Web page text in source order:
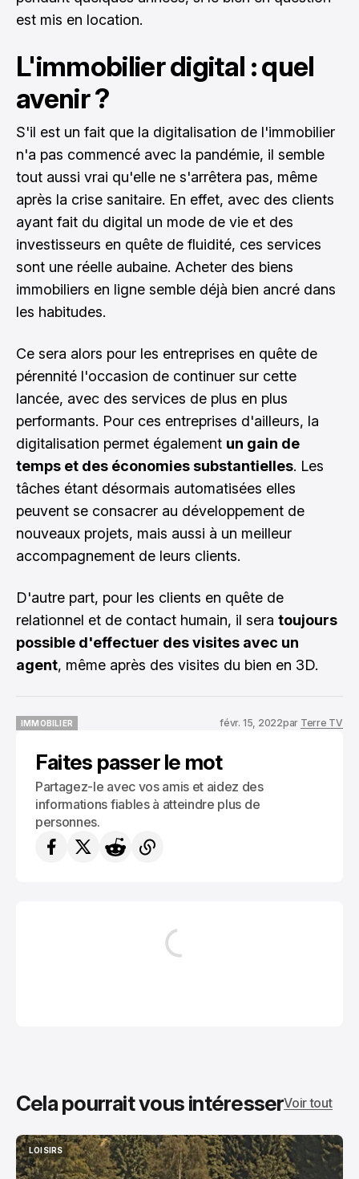
est mis en location.
L'immobilier digital : quel
avenir ?
S'il est un fait que la digitalisation de l'immobilier
n'a pas commencé avec la pandémie, il semble
tout aussi vrai qu'elle ne s'arrêtera pas, même
après la crise sanitaire. En effet, avec des clients
ayant fait du digital un mode de vie et des
investisseurs en quête de fluidité, ces services
sont une réelle aubaine. Acheter des biens
immobiliers en ligne semble déjà bien ancré dans
les habitudes.
Ce sera alors pour les entreprises en quête de
pérennité l'occasion de continuer sur cette
lancée, avec des services de plus en plus
performants. Pour ces entreprises d'ailleurs, la
digitalisation permet également un gain de
temps et des économies substantielles. Les
tâches étant désormais automatisées elles
peuvent se consacrer au développement de
nouveaux projets, mais aussi à un meilleur
accompagnement de leurs clients.
D'autre part, pour les clients en quête de
relationnel et de contact humain, il sera toujours
possible d'effectuer des visites avec un
agent, même après des visites du bien en 3D.
IMMOBILIER
févr. 15, 2022par Terre TV
Faites passer le mot
Partagez-le avec vos amis et aidez des
informations fiables à atteindre plus de
personnes.
Cela pourrait vous intéresserVoir tout
LOISIRS
LOISIRS